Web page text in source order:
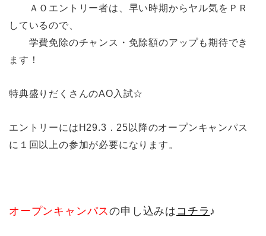
ＡＯエントリー者は、早い時期からヤル気をＰＲ
しているので、
学費免除のチャンス・免除額のアップも期待でき
ます！
特典盛りだくさんのAO入試☆
エントリーにはH29.3．25以降のオープンキャンパス
に１回以上の参加が必要になります。
オープンキャンパスの申し込みは コチラ ♪